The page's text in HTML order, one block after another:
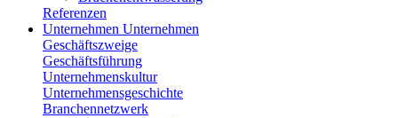
Referenzen
Unternehmen Unternehmen
Geschäftszweige
Geschäftsführung
Unternehmenskultur
Unternehmensgeschichte
Branchennetzwerk